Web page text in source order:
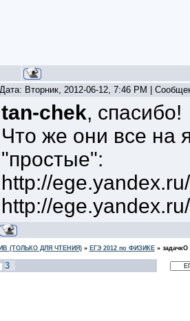
Дата: Вторник, 2012-06-12, 7:46 PM |
tan-chek, спасибо!
Что же они все на
"простые":
http://
http://
(ТОЛЬКО ДЛЯ ЧТЕНИЯ)» ЕГЭ 2012 по ФИЗИКЕ» задачкО
3